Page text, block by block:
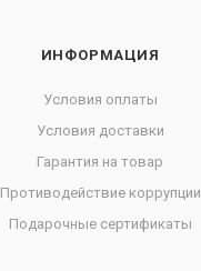
ИНФОРМАЦИЯ
Условия оплаты
Условия доставки
Гарантия на товар
Противодействие коррупции
Подарочные сертификаты